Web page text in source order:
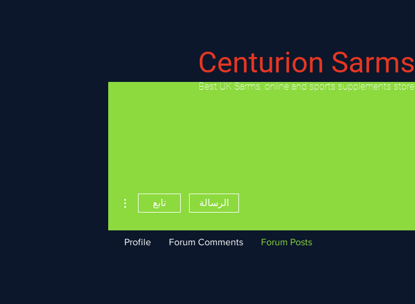
Centurion Sarms
​Best UK Sarms, online and sports supplements store
الرسالة تابع
Profile Forum Comments Forum Posts